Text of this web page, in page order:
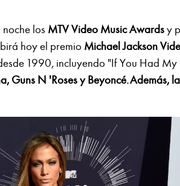
los MTV Video Music Awardsy
hoy el premio Michael Jackson
1990, incluyendo "If You Had
Guns N 'Roses y Beyoncé. Además,